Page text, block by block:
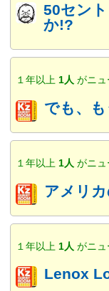
50セン
か!?
１年以上 1人 がニュ
でも、
１年以上 1人 がニュ
アメリカ
１年以上 1人 がニュ
Lenox